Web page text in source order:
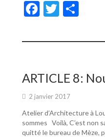
F
e
o
o
k
T
itt ta
er
ARTICLE 8:
2 janvier 2017
Atelier d’Architecture à
sommes Voilà, C’est non
quitté le bureau de Mèze,